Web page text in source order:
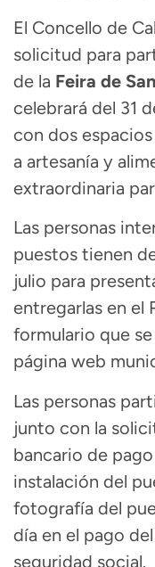
El Concello de
solicitud para
de la Feira de
celebrará del 31
con dos
a artesanía y
extraordinaria
Las personas
puestos tienen
julio para
entregarlas en el
formulario que
página web
Las personas
junto con la
bancario de
instalación del
fotografía del
día en el pago
seguridad social.